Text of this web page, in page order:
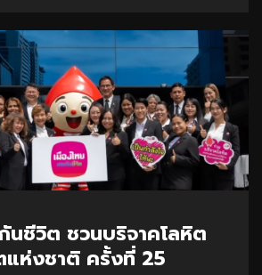
นชีวิต ชวนบริจาคโลหิต
แห่งชาติ ครั้งที่ 25